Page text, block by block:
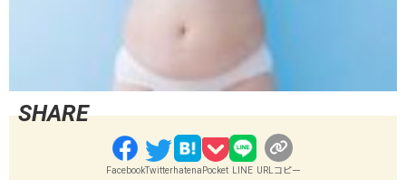
FacebookTwitterhatena Pocket LINE URLコピー